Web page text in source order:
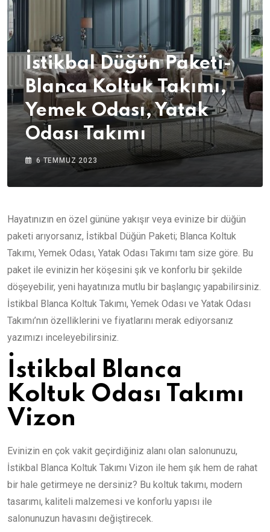
İstikbal Düğün Paketi-
Blanca Koltuk Takımı,
Yemek Odası, Yatak
Odası Takımı
6 TEMMUZ 2023
Hayatınızın en özel gününe yakışır veya evinize bir düğün
paketi arıyorsanız, İstikbal Düğün Paketi; Blanca Koltuk
Takımı, Yemek Odası, Yatak Odası Takımı tam size göre. Bu
paket ile evinizin her köşesini şık ve konforlu bir şekilde
döşeyebilir, yeni hayatınıza mutlu bir başlangıç yapabilirsiniz.
İstikbal Blanca Koltuk Takımı, Yemek Odası ve Yatak Odası
Takımı’nın özelliklerini ve fiyatlarını merak ediyorsanız
yazımızı inceleyebilirsiniz.
İstikbal Blanca
Koltuk Odası Takımı
Vizon
Evinizin en çok vakit geçirdiğiniz alanı olan salonunuzu,
İstikbal Blanca Koltuk Takımı Vizon ile hem şık hem de rahat
bir hale getirmeye ne dersiniz? Bu koltuk takımı, modern
tasarımı, kaliteli malzemesi ve konforlu yapısı ile
salonunuzun havasını değiştirecek.